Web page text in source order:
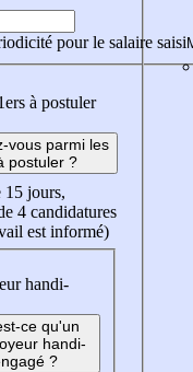
pour le salaire saisi
à postuler
vous parmi les
postuler ?
15 jours,
4 candidatures
est informé)
handi-
ce qu'un
handi-
?